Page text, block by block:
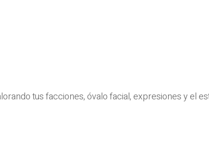
tus facciones, óvalo facial, expresiones y el